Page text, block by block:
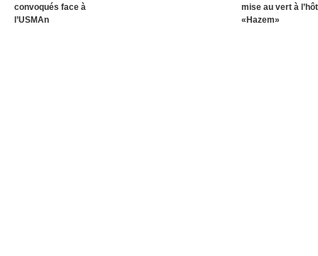
convoqués face à
l’USMAn
mise au vert à
«Hazem»